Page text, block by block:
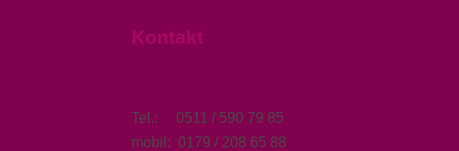
Kontakt
Tel.: 0511 / 590 79 85
mobil: 0179 / 208 65 88